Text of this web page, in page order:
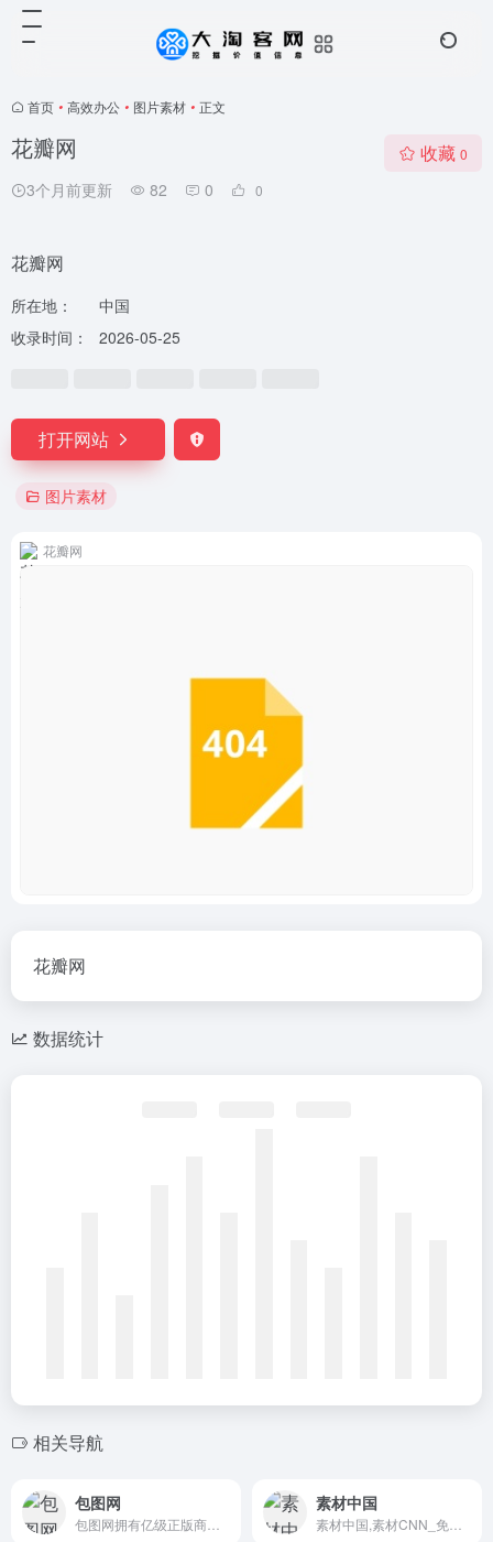
首页 • 高效办公 • 图片素材 • 正文
花瓣网
3个月前更新 82 0 0
收藏 0
花瓣网
所在地：
中国
收录时间：
2026-05-25
打开网站
图片素材
花瓣网
花瓣网
数据统计
相关导航
包图网 素材中国